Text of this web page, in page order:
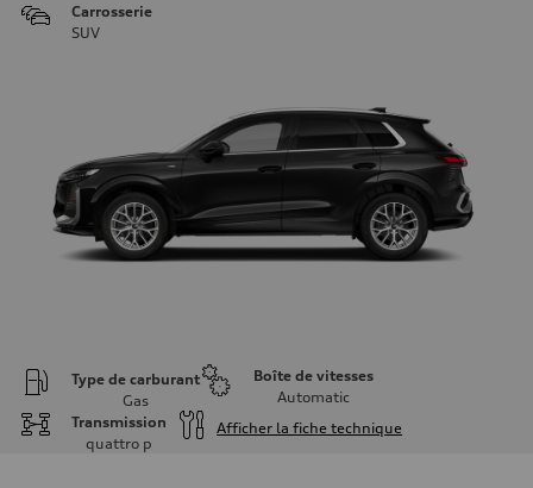
Carrosserie
SUV
Type de carburant
Gas
Boîte de vitesses
Automatic
Transmission
quattro p
Afficher la fiche technique